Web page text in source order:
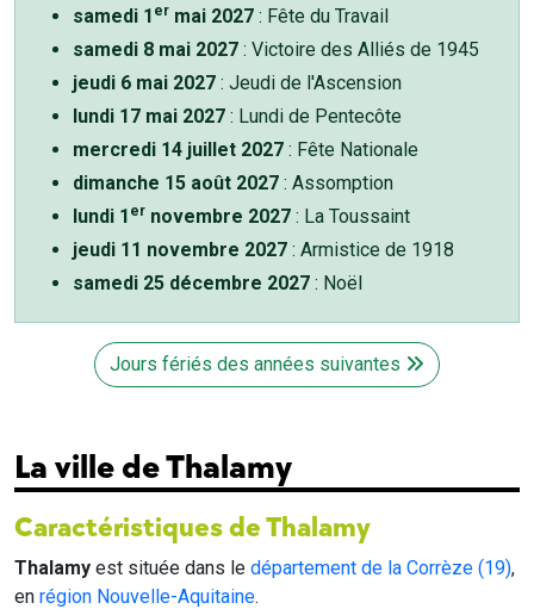
samedi 1 er mai 2027 : Fête du Travail
samedi 8 mai 2027 : Victoire des Alliés de 1945
jeudi 6 mai 2027 : Jeudi de l'Ascension
lundi 17 mai 2027 : Lundi de Pentecôte
mercredi 14 juillet 2027 : Fête Nationale
dimanche 15 août 2027 : Assomption
lundi 1 er novembre 2027 : La Toussaint
jeudi 11 novembre 2027 : Armistice de 1918
samedi 25 décembre 2027 : Noël
Jours fériés des années suivantes
La ville de Thalamy
Caractéristiques de Thalamy
Thalamy est située dans le département de la Corrèze (19),
en région Nouvelle-Aquitaine.